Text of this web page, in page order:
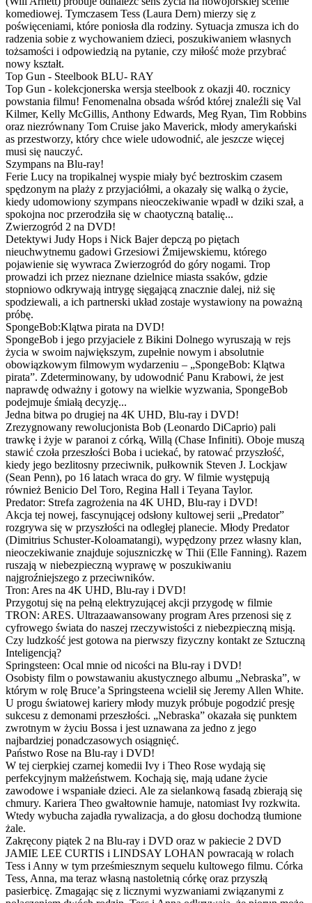
komediowej. Tymczasem Tess (Laura Dern) mierzy się z
poświęceniami, które poniosła dla rodziny. Sytuacja zmusza ich do
radzenia sobie z wychowaniem dzieci, poszukiwaniem własnych
tożsamości i odpowiedzią na pytanie, czy miłość może przybrać
nowy kształt.
Top Gun - Steelbook BLU- RAY
Top Gun - kolekcjonerska wersja steelbook z okazji 40. rocznicy
powstania filmu! Fenomenalna obsada wśród której znaleźli się Val
Kilmer, Kelly McGillis, Anthony Edwards, Meg Ryan, Tim Robbins
oraz niezrównany Tom Cruise jako Maverick, młody amerykański
as przestworzy, który chce wiele udowodnić, ale jeszcze więcej
musi się nauczyć.
Szympans na Blu-ray!
Ferie Lucy na tropikalnej wyspie miały być beztroskim czasem
spędzonym na plaży z przyjaciółmi, a okazały się walką o życie,
kiedy udomowiony szympans nieoczekiwanie wpadł w dziki szał, a
spokojna noc przerodziła się w chaotyczną batalię...
Zwierzogród 2 na DVD!
Detektywi Judy Hops i Nick Bajer depczą po piętach
nieuchwytnemu gadowi Grzesiowi Żmijewskiemu, którego
pojawienie się wywraca Zwierzogród do góry nogami. Trop
prowadzi ich przez nieznane dzielnice miasta ssaków, gdzie
stopniowo odkrywają intrygę sięgającą znacznie dalej, niż się
spodziewali, a ich partnerski układ zostaje wystawiony na poważną
próbę.
SpongeBob:Klątwa pirata na DVD!
SpongeBob i jego przyjaciele z Bikini Dolnego wyruszają w rejs
życia w swoim największym, zupełnie nowym i absolutnie
obowiązkowym filmowym wydarzeniu – „SpongeBob: Klątwa
pirata”. Zdeterminowany, by udowodnić Panu Krabowi, że jest
naprawdę odważny i gotowy na wielkie wyzwania, SpongeBob
podejmuje śmiałą decyzję...
Jedna bitwa po drugiej na 4K UHD, Blu-ray i DVD!
Zrezygnowany rewolucjonista Bob (Leonardo DiCaprio) pali
trawkę i żyje w paranoi z córką, Willą (Chase Infiniti). Oboje muszą
stawić czoła przeszłości Boba i uciekać, by ratować przyszłość,
kiedy jego bezlitosny przeciwnik, pułkownik Steven J. Lockjaw
(Sean Penn), po 16 latach wraca do gry. W filmie występują
również Benicio Del Toro, Regina Hall i Teyana Taylor.
Predator: Strefa zagrożenia na 4K UHD, Blu-ray i DVD!
Akcja tej nowej, fascynującej odsłony kultowej serii „Predator”
rozgrywa się w przyszłości na odległej planecie. Młody Predator
(Dimitrius Schuster-Koloamatangi), wypędzony przez własny klan,
nieoczekiwanie znajduje sojuszniczkę w Thii (Elle Fanning). Razem
ruszają w niebezpieczną wyprawę w poszukiwaniu
najgroźniejszego z przeciwników.
Tron: Ares na 4K UHD, Blu-ray i DVD!
Przygotuj się na pełną elektryzującej akcji przygodę w filmie
TRON: ARES. Ultrazaawansowany program Ares przenosi się z
cyfrowego świata do naszej rzeczywistości z niebezpieczną misją.
Czy ludzkość jest gotowa na pierwszy fizyczny kontakt ze Sztuczną
Inteligencją?
Springsteen: Ocal mnie od nicości na Blu-ray i DVD!
Osobisty film o powstawaniu akustycznego albumu „Nebraska”, w
którym w rolę Bruce’a Springsteena wcielił się Jeremy Allen White.
U progu światowej kariery młody muzyk próbuje pogodzić presję
sukcesu z demonami przeszłości. „Nebraska” okazała się punktem
zwrotnym w życiu Bossa i jest uznawana za jedno z jego
najbardziej ponadczasowych osiągnięć.
Państwo Rose na Blu-ray i DVD!
W tej cierpkiej czarnej komedii Ivy i Theo Rose wydają się
perfekcyjnym małżeństwem. Kochają się, mają udane życie
zawodowe i wspaniałe dzieci. Ale za sielankową fasadą zbierają się
chmury. Kariera Theo gwałtownie hamuje, natomiast Ivy rozkwita.
Wtedy wybucha zajadła rywalizacja, a do głosu dochodzą tłumione
żale.
Zakręcony piątek 2 na Blu-ray i DVD oraz w pakiecie 2 DVD
JAMIE LEE CURTIS i LINDSAY LOHAN powracają w rolach
Tess i Anny w tym prześmiesznym sequelu kultowego filmu. Córka
Tess, Anna, ma teraz własną nastoletnią córkę oraz przyszłą
pasierbicę. Zmagając się z licznymi wyzwaniami związanymi z